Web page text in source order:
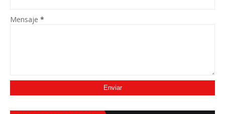
Mensaje *